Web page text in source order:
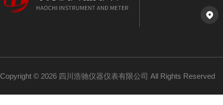
Copyright © 2026 四川浩驰仪器仪表有限公司 All Rights Reserved